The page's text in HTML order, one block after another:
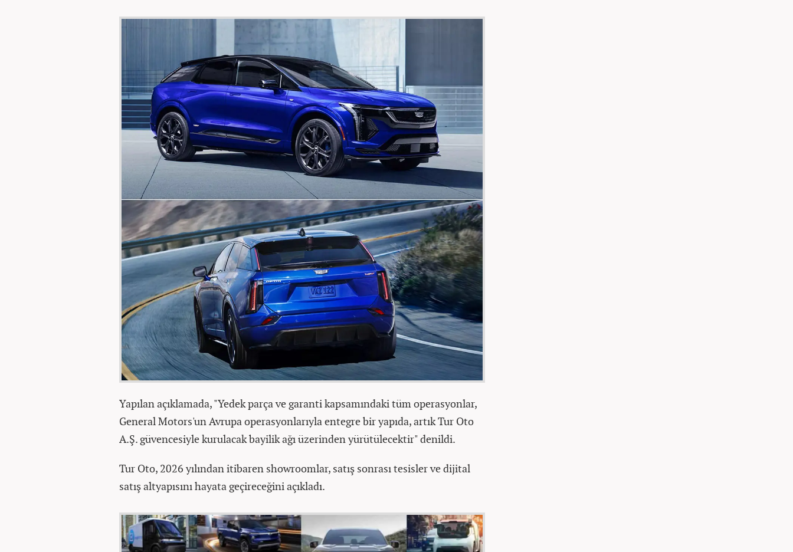
Yapılan açıklamada, "Yedek parça ve garanti kapsamındaki tüm operasyonlar,
General Motors'un Avrupa operasyonlarıyla entegre bir yapıda, artık Tur Oto
A.Ş. güvencesiyle kurulacak bayilik ağı üzerinden yürütülecektir" denildi.
Tur Oto, 2026 yılından itibaren showroomlar, satış sonrası tesisler ve dijital
satış altyapısını hayata geçireceğini açıkladı.